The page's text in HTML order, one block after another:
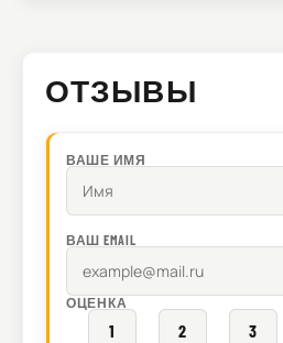
ОТЗЫВЫ
ВАШЕ ИМЯ
ВАШ EMAIL
ОЦЕНКА
1 2 3